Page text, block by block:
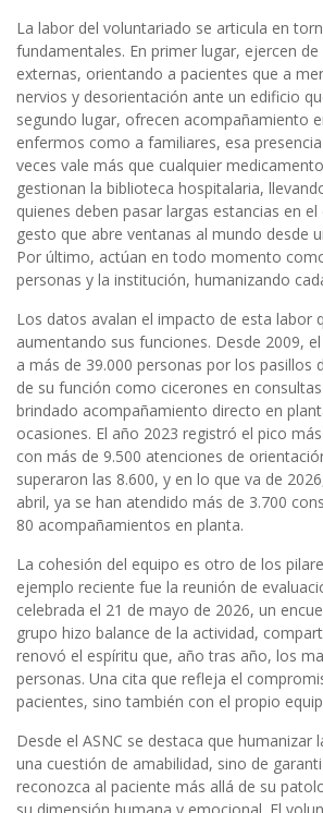
La labor del voluntariado se articula en
fundamentales. En primer lugar, ejercen
externas, orientando a pacientes que a
nervios y desorientación ante un edificio
segundo lugar, ofrecen acompañamiento
enfermos como a familiares, esa
veces vale más que cualquier
gestionan la biblioteca hospitalaria,
quienes deben pasar largas estancias en
gesto que abre ventanas al mundo desde
Por último, actúan en todo momento
personas y la institución, humanizando
Los datos avalan el impacto de esta labor
aumentando sus funciones. Desde 2009,
a más de 39.000 personas por los pasillos
de su función como cicerones en
brindado acompañamiento directo en
ocasiones. El año 2023 registró el pico
con más de 9.500 atenciones de
superaron las 8.600, y en lo que va de
abril, ya se han atendido más de 3.700
80 acompañamientos en planta.
La cohesión del equipo es otro de los
ejemplo reciente fue la reunión de
celebrada el 21 de mayo de 2026, un
grupo hizo balance de la actividad,
renovó el espíritu que, año tras año, los
personas. Una cita que refleja el
pacientes, sino también con el propio
Desde el ASNC se destaca que humanizar
una cuestión de amabilidad, sino de
reconozca al paciente más allá de su